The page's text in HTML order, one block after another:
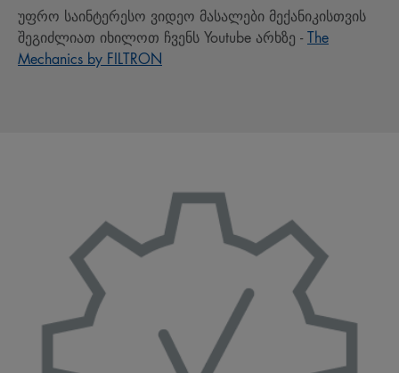
უფრო საინტერესო ვიდეო მასალები მექანიკისთვის
შეგიძლიათ იხილოთ ჩვენს Youtube არხზე -The
Mechanics by FILTRON